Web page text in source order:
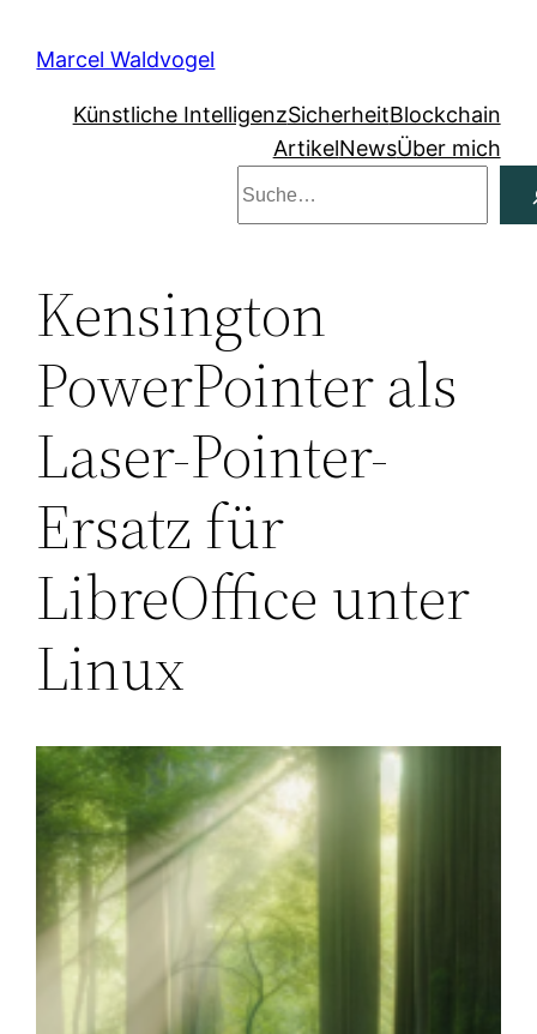
Inhalt
Marcel Waldvogel
Künstliche IntelligenzSicherheitBlockchain
ArtikelNewsÜber mich
Kensington
PowerPointer als
Laser-Pointer-
Ersatz für
LibreOffice unter
Linux